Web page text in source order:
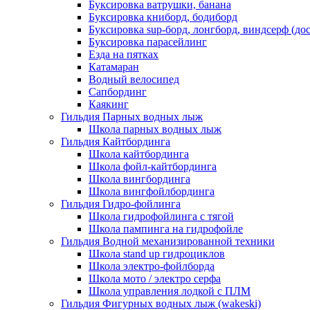
Буксировка ватрушки, банана
Буксировка книборд, бодиборд
Буксировка sup-борд, лонгборд, виндсерф
Буксировка парасейлинг
Езда на пятках
Катамаран
Водный велосипед
Сапбординг
Каякинг
Гильдия Парных водных лыж
Школа парных водных лыж
Гильдия Кайтбординга
Школа кайтбординга
Школа фойл-кайтбординга
Школа вингбординга
Школа вингфойлбординга
Гильдия Гидро-фойлинга
Школа гидрофойлинга с тягой
Школа пампинга на гидрофойле
Гильдия Водной механизированной техники
Школа stand up гидроциклов
Школа электро-фойлборда
Школа мото / электро серфа
Школа управления лодкой с ПЛМ
Гильдия Фигурных водных лыж (wakeski)